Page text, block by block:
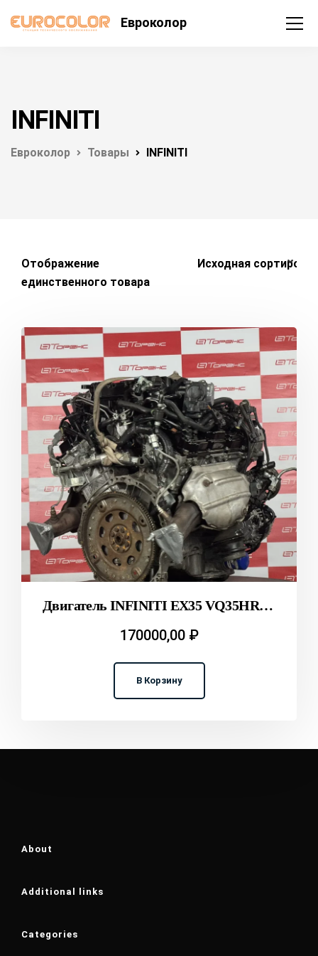
Евроколор
INFINITI
Евроколор Товары INFINITI
Отображение
единственного товара
Двигатель INFINITI EX35 VQ35HR J50 T2312118
170000,00 ₽
В Корзину
About
Additional links
Categories